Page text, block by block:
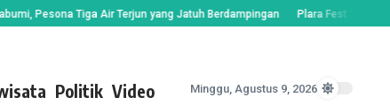
Tiga Air Terjun yang Jatuh Berdampingan Plara Fest 2026 Resmi
Politik Video Minggu, Agustus 9, 2026